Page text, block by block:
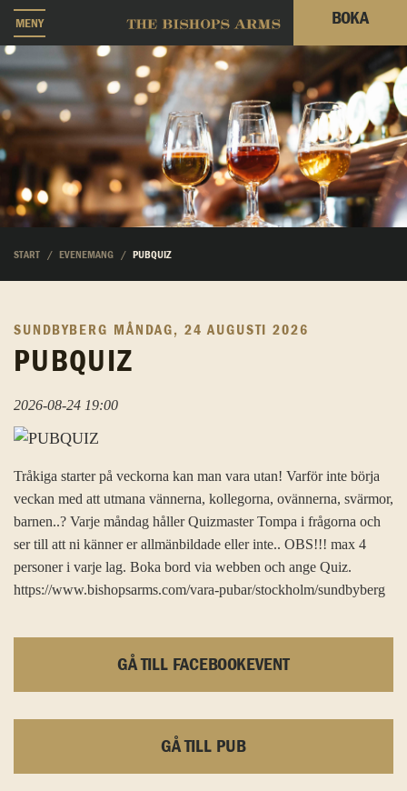
MENY BOKA
START EVENEMANG PUBQUIZ
SUNDBYBERG MÅNDAG, 24 AUGUSTI 2026
PUBQUIZ
2026-08-24 19:00
Tråkiga starter på veckorna kan man vara utan! Varför inte börja
veckan med att utmana vännerna, kollegorna, ovännerna, svärmor,
barnen..? Varje måndag håller Quizmaster Tompa i frågorna och
ser till att ni känner er allmänbildade eller inte.. OBS!!! max 4
personer i varje lag. Boka bord via webben och ange Quiz.
https://www.bishopsarms.com/vara-pubar/stockholm/sundbyberg
GÅ TILL FACEBOOKEVENT
GÅ TILL PUB